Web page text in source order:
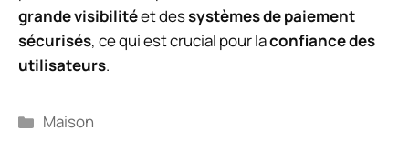
grande visibilitéet dessystèmes de paiement
sécurisés, ce qui est crucial pour laconfiance des
utilisateurs.
Catégories
Maison